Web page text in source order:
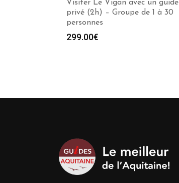
Visiter Le Vigan avec un guide
privé (2h) – Groupe de 1 à 30
personnes
299.00€